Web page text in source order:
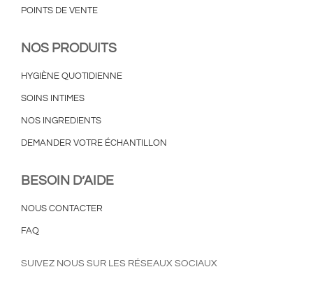
POINTS DE VENTE
NOS PRODUITS
HYGIÈNE QUOTIDIENNE
SOINS INTIMES
NOS INGREDIENTS
DEMANDER VOTRE ÉCHANTILLON
BESOIN D’AIDE
NOUS CONTACTER
FAQ
SUIVEZ NOUS SUR LES RÉSEAUX SOCIAUX